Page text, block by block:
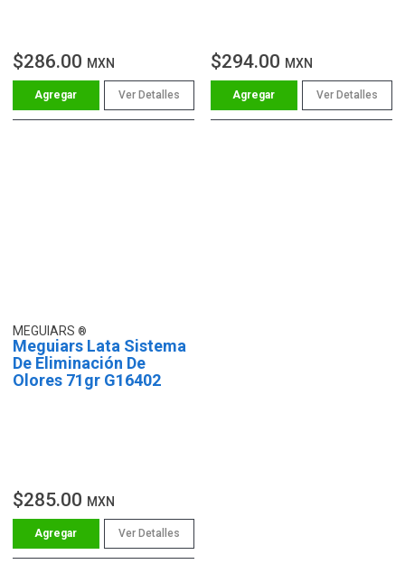
$286.00 MXN
Ver Detalles
$294.00 MXN
Ver Detalles
MEGUIARS
Meguiars Lata Sistema
De Eliminación De
Olores 71gr G16402
$285.00 MXN
Ver Detalles